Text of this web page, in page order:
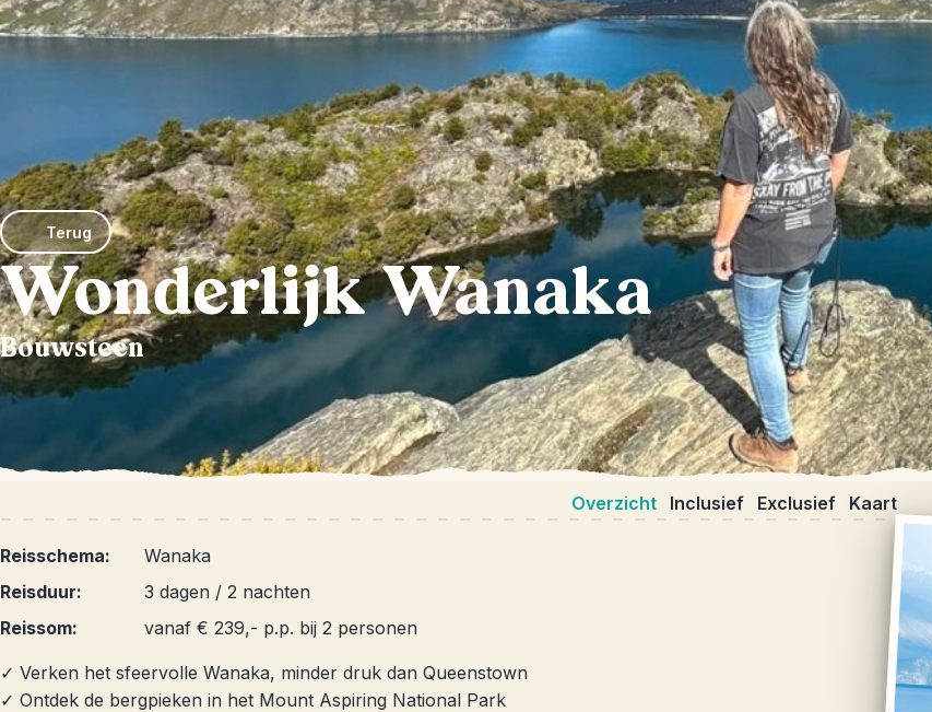
Terug
Wonderlijk Wanaka
Bouwsteen
Overzicht Inclusief Exclusief Kaart
Reisschema:
Wanaka
Reisduur:
3 dagen / 2 nachten
Reissom:
vanaf € 239,- p.p. bij 2 personen
✓ Verken het sfeervolle Wanaka, minder druk dan Queenstown
✓ Ontdek de bergpieken in het Mount Aspiring National Park